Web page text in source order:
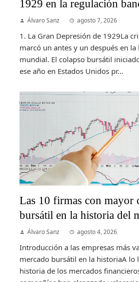
1929 en la regulación
Álvaro Sanz agosto 7, 2026
1. La Gran Depresión de 1929La
marcó un antes y un después en
mundial. El colapso bursátil
ese año en Estados Unidos pr...
Las 10 firmas con mayor
bursátil en la historia del
Álvaro Sanz agosto 4, 2026
Introducción a las empresas más
mercado bursátil en la historiaA lo
historia de los mercados